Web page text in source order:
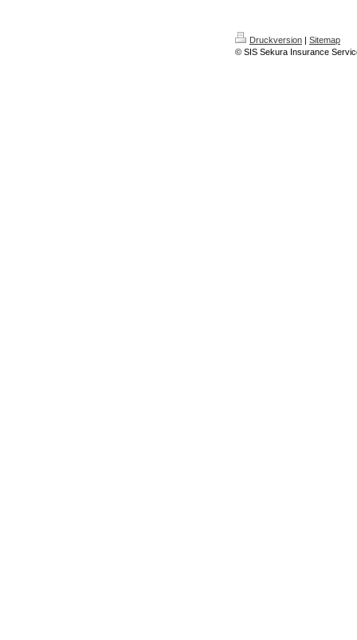
Druckversion | Sitemap
© SIS Sekura Insurance